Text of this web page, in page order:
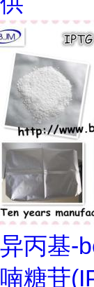
异丙基-
喃糖苷